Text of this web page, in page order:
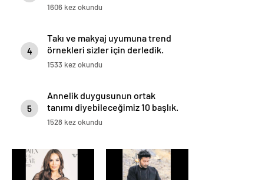
1606 kez okundu
4
Takı ve makyaj uyumuna trend
örnekleri sizler için derledik.
1533 kez okundu
5
Annelik duygusunun ortak
tanımı diyebileceğimiz 10 başlık.
1528 kez okundu